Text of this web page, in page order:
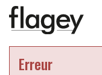
Erreur